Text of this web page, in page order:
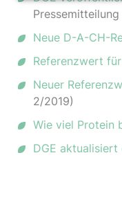
Neue D-A-CH-
Referenzwert
Neuer
2/2019)
Wie viel Protein
DGE